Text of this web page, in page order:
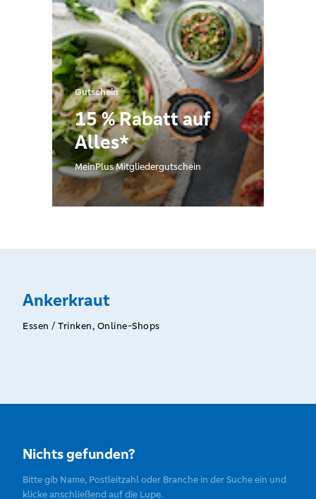
Gutschein
15 % Rabatt auf
Alles*
MeinPlus Mitgliedergutschein
Ankerkraut
Essen / Trinken, Online-Shops
Nichts gefunden?
Bitte gib Name, Postleitzahl oder Branche in der Suche ein und
klicke anschließend auf die Lupe.